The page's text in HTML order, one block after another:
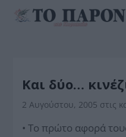
Και δύο…
2 Αυγούστου, 2005 στις
• Το πρώτο αφορά